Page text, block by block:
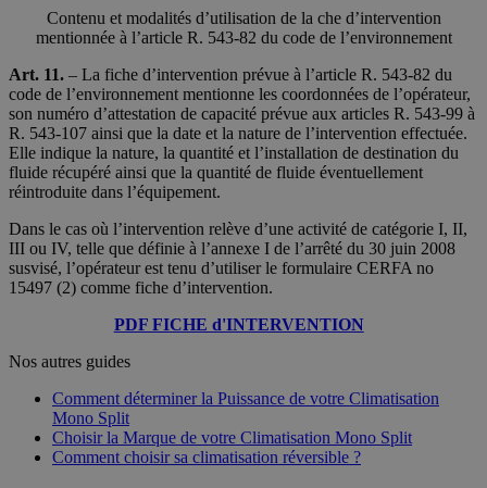
Contenu et modalités d’utilisation de la che d’intervention
mentionnée à l’article R. 543-82 du code de l’environnement
Art. 11. – La fiche d’intervention prévue à l’article R. 543-82 du
code de l’environnement mentionne les coordonnées de l’opérateur,
son numéro d’attestation de capacité prévue aux articles R. 543-99 à
R. 543-107 ainsi que la date et la nature de l’intervention effectuée.
Elle indique la nature, la quantité et l’installation de destination du
fluide récupéré ainsi que la quantité de fluide éventuellement
réintroduite dans l’équipement.
Dans le cas où l’intervention relève d’une activité de catégorie I, II,
III ou IV, telle que définie à l’annexe I de l’arrêté du 30 juin 2008
susvisé, l’opérateur est tenu d’utiliser le formulaire CERFA no
15497 (2) comme fiche d’intervention.
PDF FICHE d'INTERVENTION
Nos autres guides
Comment déterminer la Puissance de votre Climatisation
Mono Split
Choisir la Marque de votre Climatisation Mono Split
Comment choisir sa climatisation réversible ?